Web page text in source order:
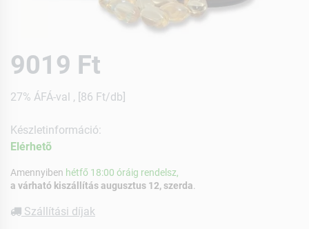
9019 Ft
27% ÁFÁ-val , [86 Ft/db]
Készletinformáció:
Elérhetõ
Amennyiben hétfő 18:00 óráig rendelsz,
a várható kiszállítás augusztus 12, szerda
Szállítási díjak